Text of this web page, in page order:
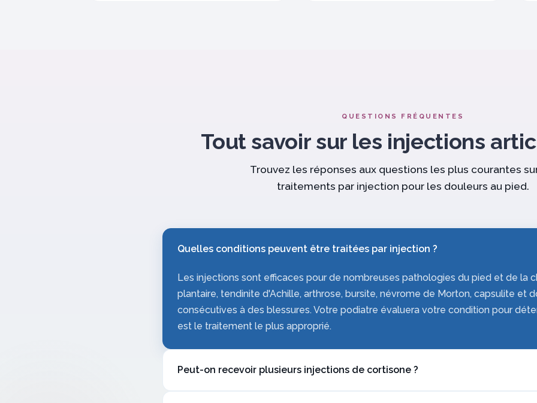
QUESTIONS FRÉQUENTES
Tout savoir sur les injections
Trouvez les réponses aux questions les plus courantes
traitements par injection pour les douleurs au pied.
Quelles conditions peuvent être traitées par injection ?
Les injections sont efficaces pour de nombreuses pathologies du pied et de la
plantaire, tendinite d'Achille, arthrose, bursite, névrome de Morton, capsulite et
consécutives à des blessures. Votre podiatre évaluera votre condition pour
est le traitement le plus approprié.
Peut-on recevoir plusieurs injections de cortisone ?